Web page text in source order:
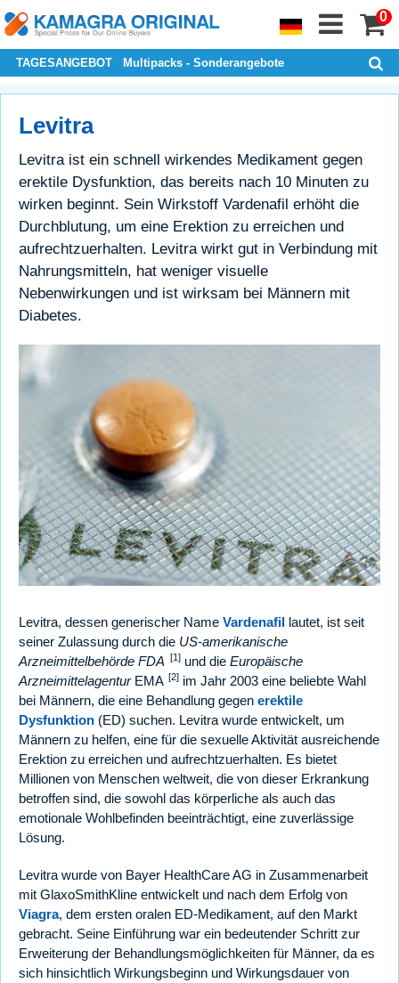
0
TAGESANGEBOT Multipacks - Sonderangebote
Levitra
Levitra ist ein schnell wirkendes Medikament gegen
erektile Dysfunktion, das bereits nach 10 Minuten zu
wirken beginnt. Sein Wirkstoff Vardenafil erhöht die
Durchblutung, um eine Erektion zu erreichen und
aufrechtzuerhalten. Levitra wirkt gut in Verbindung mit
Nahrungsmitteln, hat weniger visuelle
Nebenwirkungen und ist wirksam bei Männern mit
Diabetes.
Levitra, dessen generischer Name Vardenafil lautet, ist seit
seiner Zulassung durch die US-amerikanische
Arzneimittelbehörde FDA [1] und die Europäische
ArzneimittelagenturEMA [2] im Jahr 2003 eine beliebte Wahl
bei Männern, die eine Behandlung gegen erektile
Dysfunktion (ED) suchen. Levitra wurde entwickelt, um
Männern zu helfen, eine für die sexuelle Aktivität ausreichende
Erektion zu erreichen und aufrechtzuerhalten. Es bietet
Millionen von Menschen weltweit, die von dieser Erkrankung
betroffen sind, die sowohl das körperliche als auch das
emotionale Wohlbefinden beeinträchtigt, eine zuverlässige
Lösung.
Levitra wurde von Bayer HealthCare AG in Zusammenarbeit
mit GlaxoSmithKline entwickelt und nach dem Erfolg von
Viagra, dem ersten oralen ED-Medikament, auf den Markt
gebracht. Seine Einführung war ein bedeutender Schritt zur
Erweiterung der Behandlungsmöglichkeiten für Männer, da es
sich hinsichtlich Wirkungsbeginn und Wirkungsdauer von